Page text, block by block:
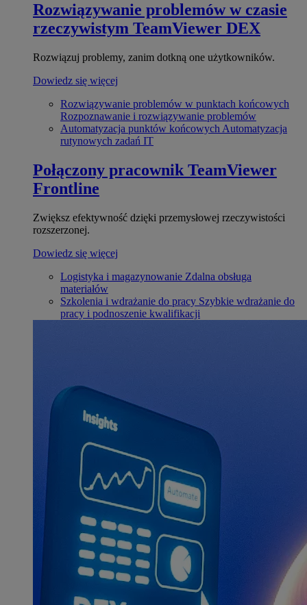
Rozwiązywanie problemów w czasie
rzeczywistym TeamViewer DEX
Rozwiązuj problemy, zanim dotkną one użytkowników.
Dowiedz się więcej
Rozwiązywanie problemów w punktach końcowych
Rozpoznawanie i rozwiązywanie problemów
Automatyzacja punktów końcowych Automatyzacja
rutynowych zadań IT
Połączony pracownik TeamViewer
Frontline
Zwiększ efektywność dzięki przemysłowej rzeczywistości
rozszerzonej.
Dowiedz się więcej
Logistyka i magazynowanie Zdalna obsługa
materiałów
Szkolenia i wdrażanie do pracy Szybkie wdrażanie do
pracy i podnoszenie kwalifikacji